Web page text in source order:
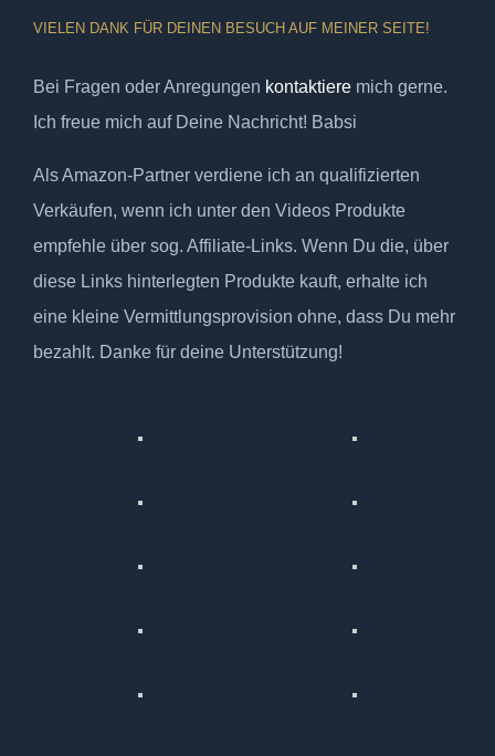
VIELEN DANK FÜR DEINEN BESUCH AUF MEINER SEITE!
Bei Fragen oder Anregungen kontaktiere mich gerne.
Ich freue mich auf Deine Nachricht! Babsi
Als Amazon-Partner verdiene ich an qualifizierten
Verkäufen, wenn ich unter den Videos Produkte
empfehle über sog. Affiliate-Links. Wenn Du die, über
diese Links hinterlegten Produkte kauft, erhalte ich
eine kleine Vermittlungsprovision ohne, dass Du mehr
bezahlt. Danke für deine Unterstützung!